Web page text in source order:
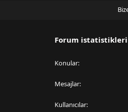
Forum istatistikleri
Konular
Mesajlar
Kullanıcılar